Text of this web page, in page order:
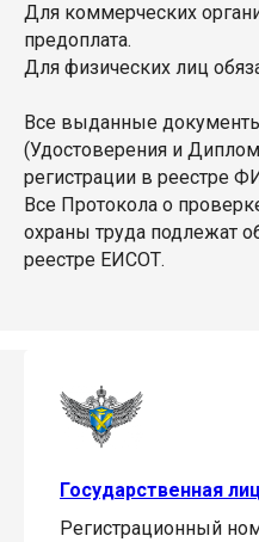
Для коммерческих
предоплата.
Для физических лиц
Все выданные
(Удостоверения и
регистрации в реестре
Все Протокола о
охраны труда подлежат
реестре ЕИСОТ.
Государственная
Регистрационный